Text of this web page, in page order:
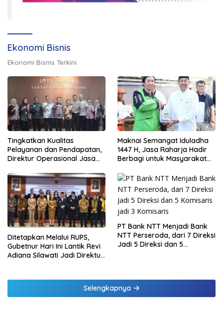
Ekonomi Bisnis
Ekonomi Bisnis Terkini
Tingkatkan Kualitas
Pelayanan dan Pendapatan,
Direktur Operasional Jasa
di Lampung dan Tinjau
Samsat Rajabasa
Maknai Semangat Iduladha
1447 H, Jasa Raharja Hadir
Berbagi untuk Masyarakat
Daging Kurban
Ditetapkan Melalui RUPS,
Gubetnur Hari Ini Lantik Revi
Adiana Silawati Jadi Direktur
PT Bank NTT Menjadi Bank
NTT Perseroda, dari 7 Direksi
Jadi 5 Direksi dan 5
Selengkapnya